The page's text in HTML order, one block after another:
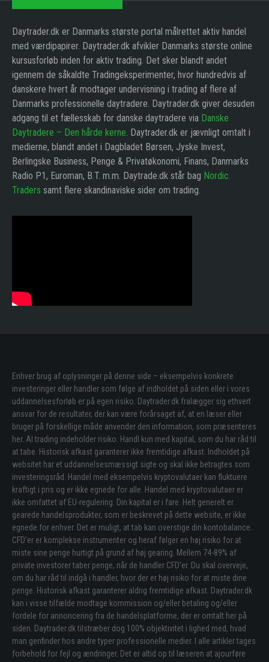
Daytrader.dk er Danmarks største portal målrettet aktiv handel
med værdipapirer. Daytrader.dk afvikler Danmarks største online
kursusforløb inden for aktiv trading. Det sker blandt andet
igennem de såkaldte Tradingeksperimenter, hvor hundredvis af
danskere hvert år modtager undervisning i trading af flere af
Danmarks professionelle daytradere. Daytrader.dk giver desuden
adgang til et fællesskab for danske daytradere via Danske
Daytradere – Den hårde kerne. Daytrader.dk er jævnligt omtalt i
medierne, blandt andet i Dagbladet Børsen, Jyske Invest,
Berlingske Business, Penge & Privatøkonomi, Finans, Danmarks
Radio P1, Euroman, B.T. m.m. Daytrade.dk står bag Nordic
Traders samt flere skandinaviske sider om trading.
Enhver brug af oplysninger på denne side – eksempelvis konkrete
investeringer eller handler som følge af indholdet på siden eller i vores
uddannelsesforløb er på egen risiko. Daytrader.dk fralægger sig ethvert
ansvar for de resultater, der kan være forårsaget af, at en læser eller
bruger på forskellige måde anvender den information, som præsenteres
her. Al trading indeholder risiko. Handl kun med kapital, som du har råd til
at tabe. Historisk afkast garanterer ikke fremtidige afkast. Indholdet på
websitet har et uddannelsesmæssigt sigte og skal ikke betragtes som
investeringsråd. Handel med eksempelvis kryptovalutaer kan fluktuere
kraftigt i pris og er ikke egnede for alle. Handel med kryptovalutaer er
ikke omfattet af EU-regulering. Din kapital er i fare. Helt generelt er
gearede handelsprodukter, som er beskrevet på dette website, er ikke
egnede for enhver. Det er muligt, at tab kan overstige din kontobalance.
CFD’er er komplekse instrumenter og heraf følger en høj risiko for at
miste sine penge hurtigt på grund af høj gearing. Mellem 74-89% af
private investorer taber penge, når de handler CFD’er. Du skal overveje,
om du har råd til indgå i handler, hvor der er høj risiko for at miste dine
penge. Historisk afkast garanterer aldrig fremtidige afkast. Daytrader.dk
kan i visse tilfælde modtage kommission og/eller betaling og/eller
fordele for annoncering fra de handelsplatforme, der er omtalt her på
siden. Daytrader.dk tilstræber dog 100% objektivitet i lighed med, hvad
man genfinder hos andre typer professionelle medier. I alle artikler tages
forbehold for fejl og ændringer. Det er altid op til læseren at ajourføre